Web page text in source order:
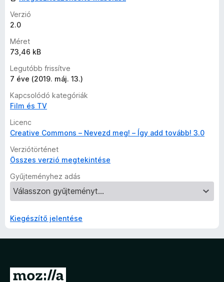
a
g
s
é
r
t
k
e
l
é
e
k
Verzió
2.0
Méret
73,46 kB
Legutóbb frissítve
7 éve (2019. máj. 13.)
Kapcsolódó kategóriák
Film és TV
Licenc
Creative Commons – Nevezd meg! – Így add tovább! 3.0
Verziótörténet
Összes verzió megtekintése
Gyűjteményhez adás
Kiegészítő jelentése
U